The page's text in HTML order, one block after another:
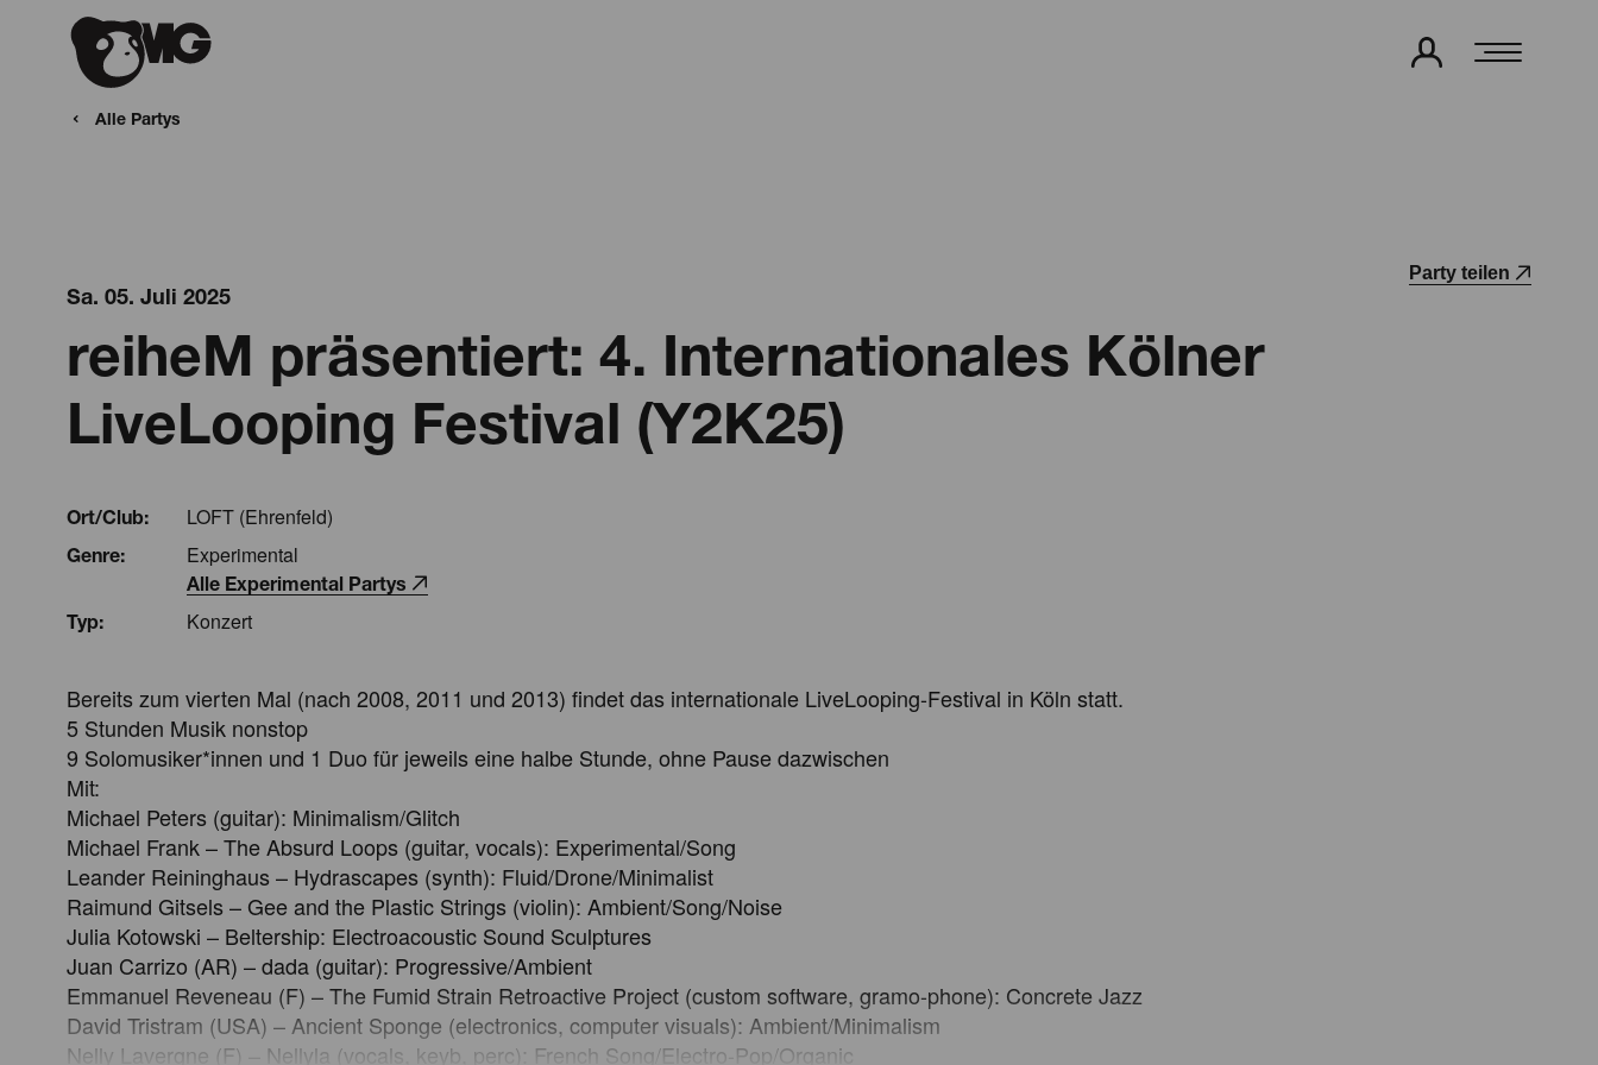
Alle Partys
Party teilen
Sa. 05. Juli 2025
reiheM präsentiert: 4. Internationales Kölner
LiveLooping Festival (Y2K25)
Ort/Club: LOFT (Ehrenfeld)
Genre: Experimental
Alle Experimental Partys
Typ:
Konzert
Bereits zum vierten Mal (nach 2008, 2011 und 2013) findet das internationale LiveLooping-Festival in Köln statt.
5 Stunden Musik nonstop
9 Solomusiker*innen und 1 Duo für jeweils eine halbe Stunde, ohne Pause dazwischen
Mit:
Michael Peters (guitar): Minimalism/Glitch
Michael Frank – The Absurd Loops (guitar, vocals): Experimental/Song
Leander Reininghaus – Hydrascapes (synth): Fluid/Drone/Minimalist
Raimund Gitsels – Gee and the Plastic Strings (violin): Ambient/Song/Noise
Julia Kotowski – Beltership: Electroacoustic Sound Sculptures
Juan Carrizo (AR) – dada (guitar): Progressive/Ambient
Emmanuel Reveneau (F) – The Fumid Strain Retroactive Project (custom software, gramo-phone): Concrete Jazz
David Tristram (USA) – Ancient Sponge (electronics, computer visuals): Ambient/Minimalism
Nelly Lavergne (F) – Nellyla (vocals, keyb, perc): French Song/Electro-Pop/Organic